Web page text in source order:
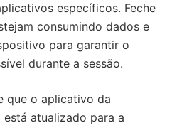
específicos. Feche
consumindo dados e
para garantir o
durante a sessão.
que o aplicativo da
atualizado para a